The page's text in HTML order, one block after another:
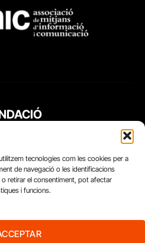
tecnologies com les cookies per a
de navegació o les identificacions
retirar el consentiment, pot afectar
i funcions.